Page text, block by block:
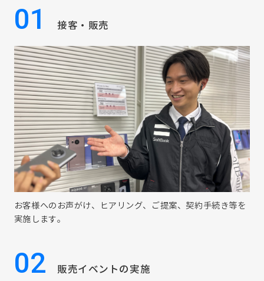
01 接客・販売
お客様へのお声がけ、ヒアリング、ご提案、契約手続き等を
実施します。
02 販売イベントの実施